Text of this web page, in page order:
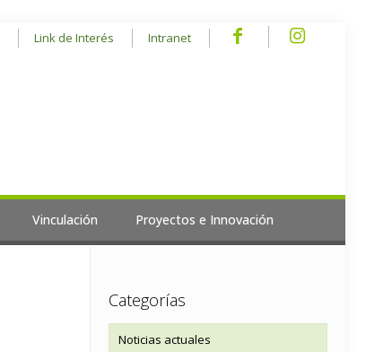
Link de Interés Intranet
Vinculación Proyectos e Innovación
Categorías
Noticias actuales